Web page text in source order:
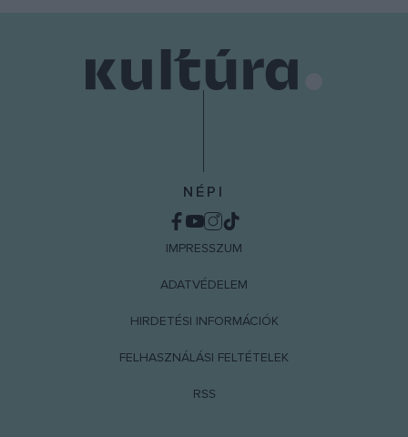
NÉPI
IMPRESSZUM
ADATVÉDELEM
HIRDETÉSI INFORMÁCIÓK
FELHASZNÁLÁSI FELTÉTELEK
RSS